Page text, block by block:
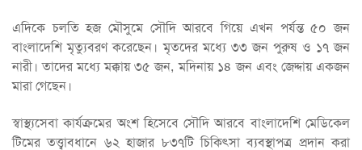
এদিকে চলতি হজ মৌসুমে সৌদি আরবে গিয়ে এখন পর্যন্ত ৫০ জন
বাংলাদেশি মৃত্যুবরণ করেছেন। মৃতদের মধ্যে ৩৩ জন পুরুষ ও ১৭ জন
নারী। তাদের মধ্যে মক্কায় ৩৫ জন, মদিনায় ১৪ জন এবং জেদ্দায় একজন
মারা গেছেন।
স্বাস্থ্যসেবা কার্যক্রমের অংশ হিসেবে সৌদি আরবে বাংলাদেশি মেডিকেল
টিমের তত্ত্বাবধানে ৬২ হাজার ৮৩৭টি চিকিৎসা ব্যবস্থাপত্র প্রদান করা